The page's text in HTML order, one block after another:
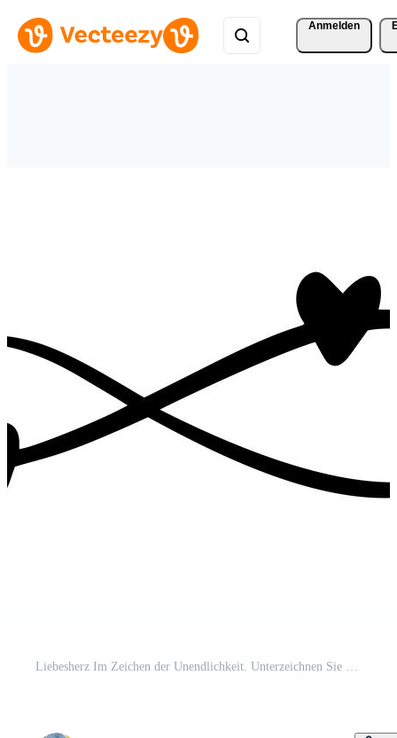
Anmelden
Liebesherz Im Zeichen der Unendlichkeit. Unterzeichnen Sie auf Postkarte zum Valentinstag und Druck heiraten. Vector die Kalligraphie- und Beschriftungsillustration, die auf einem weißen Hintergrund lokalisiert wird Pro Vektor